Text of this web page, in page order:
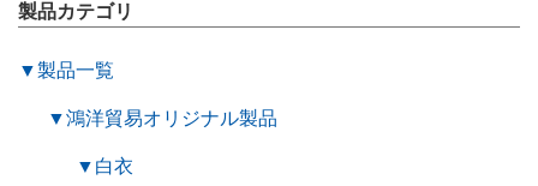
製品カテゴリ
▼製品一覧
▼鴻洋貿易オリジナル製品
▼ 白衣